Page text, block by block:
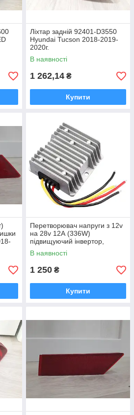
Ліхтар задній 92401-D3550
Hyundai Tucson 2018-2019-
2020г.
В наявності
1 262,14 ₴
Купити
Перетворювач напруги з 12v
на 28v 12А (336W)
підвищуючий інвертор,
Модуль конвертор напруги
для РЭБ
В наявності
1 250 ₴
Купити